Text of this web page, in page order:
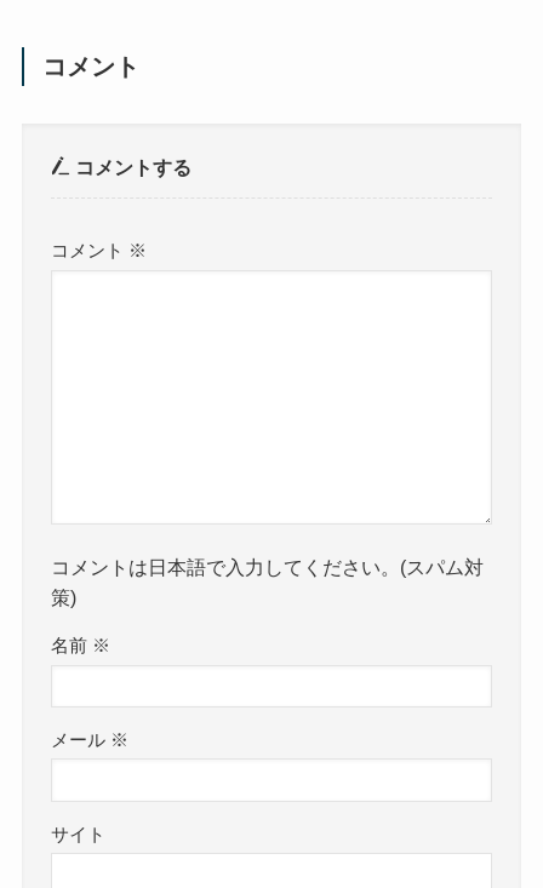
コメント
コメントする
コメント ※
コメントは日本語で入力してください。(スパム対
策)
名前 ※
メール ※
サイト